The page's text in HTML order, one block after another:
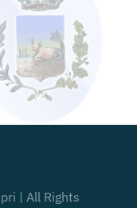
| All Rights